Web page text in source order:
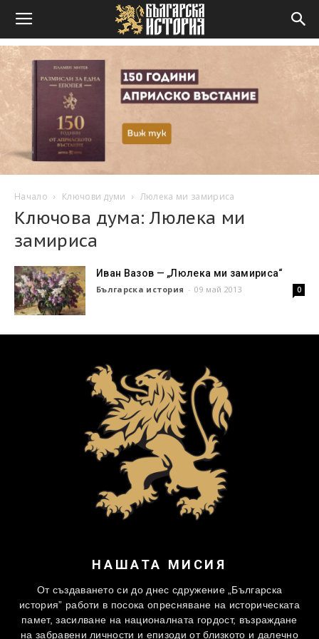
Начало Ключови думи Люлека ми замириса
Ключова дума: Люлека ми
замириса
Иван Вазов — „Люлека ми замириса“
Българска история - 09 май 2013 0
НАШАТА МИСИЯ
От създаването си до днес сдружение „Българска
история” работи в посока опресняване на историческата
памет, засилване на националната гордост, възраждане
на забравени личности и епизоди от близкото и далечно